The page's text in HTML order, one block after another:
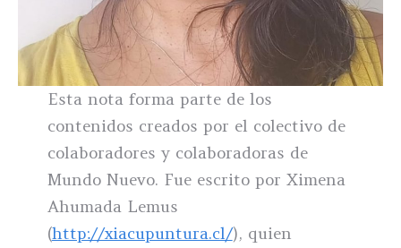
Esta nota forma parte de los
contenidos creados por el colectivo de
colaboradores y colaboradoras de
Mundo Nuevo. Fue escrito por Ximena
Ahumada Lemus
(http://xiacupuntura.cl/), quien